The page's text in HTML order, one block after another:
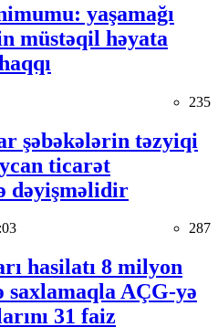
yaşamağı
müstəqil həyata
235
şəbəkələrin təzyiqi
ticarət
dəyişməlidir
287
hasilatı 8 milyon
saxlamaqla AÇG-yə
31 faiz